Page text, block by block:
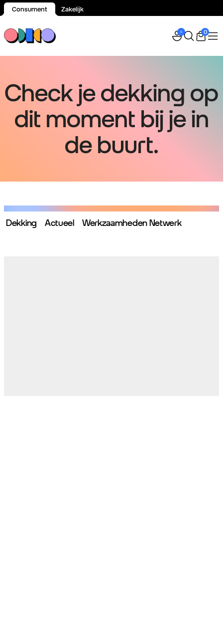
Consument Zakelijk
0
Check je dekking op
dit moment bij je in
de buurt.